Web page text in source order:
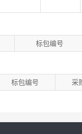
标包编号
标包编号 采